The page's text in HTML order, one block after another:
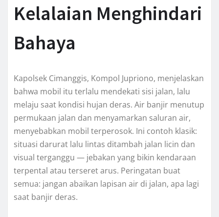
Kelalaian Menghindari
Bahaya
Kapolsek Cimanggis, Kompol Jupriono, menjelaskan
bahwa mobil itu terlalu mendekati sisi jalan, lalu
melaju saat kondisi hujan deras. Air banjir menutup
permukaan jalan dan menyamarkan saluran air,
menyebabkan mobil terperosok. Ini contoh klasik:
situasi darurat lalu lintas ditambah jalan licin dan
visual terganggu — jebakan yang bikin kendaraan
terpental atau terseret arus. Peringatan buat
semua: jangan abaikan lapisan air di jalan, apa lagi
saat banjir deras.